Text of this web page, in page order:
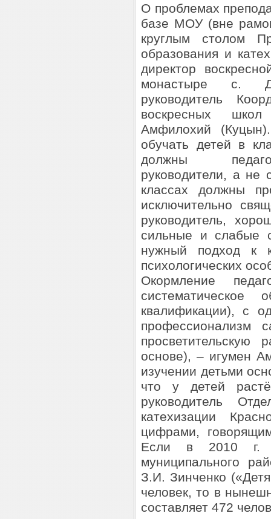
О проблемах
базе МОУ (вне
круглым столом
образования и
директор
монастыре с.
руководитель
воскресных
Амфилохий
обучать детей в
должны
руководители, а не
классах должны
исключительно
руководитель,
сильные и слабые
нужный подход к
психологических
Окормление
квалификации), с
профессионализм
основе), – игумен
изучении детьми
что у детей
руководитель
катехизации
цифрами,
Если в 2010 г.
муниципального
З.И. Зинченко
человек, то в
составляет 472